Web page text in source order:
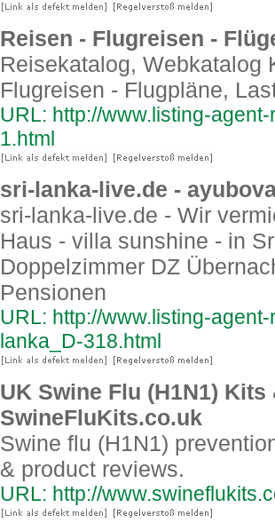
Reisen - Flugreisen -
Reisekatalog, Webkatalog
Flugreisen - Flugpläne,
URL: http://www.listing-
1.html
sri-lanka-live.de -
sri-lanka-live.de - Wir
Haus - villa sunshine - in
Doppelzimmer DZ
Pensionen
URL: http://www.listing-
lanka_D-318.html
UK Swine Flu (H1N1)
SwineFluKits.co.uk
Swine flu (H1N1)
& product reviews.
URL: http://